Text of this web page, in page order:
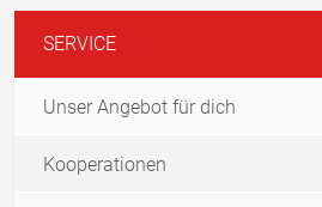
SERVICE
Unser Angebot für dich
Kooperationen